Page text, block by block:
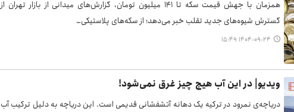
همزمان با جهش قیمت سکه تا ۱۴۱ میلیون تومان، گزارش‌های میدانی از بازار تهران از
گسترش شیوه‌های جدید تقلب خبر می‌دهد؛ از سکه‌های پلاستیکی…
۱۴۰۴-۰۹-۲۴ ۱۵:۴۹
ویدیو| در این آب هیچ چیز غرق نمی‌شود!
دریاچه‌ی نمرود در ترکیه یک دهانه‌ آتشفشانی قدیمی است. این دریاچه به دلیل ترکیب آب